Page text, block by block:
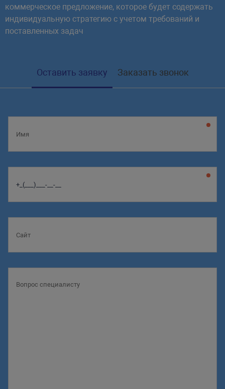
коммерческое предложение, которое будет содержать
индивидуальную стратегию с учетом требований и
поставленных задач
Оставить заявку Заказать звонок